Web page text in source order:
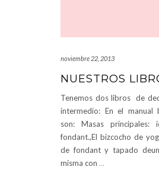
noviembre 22, 2013
NUESTROS
Tenemos dos libros de
intermedio: En el
son: Masas principales:
fondant.,El bizcocho de
de fondant y tapado
misma con …